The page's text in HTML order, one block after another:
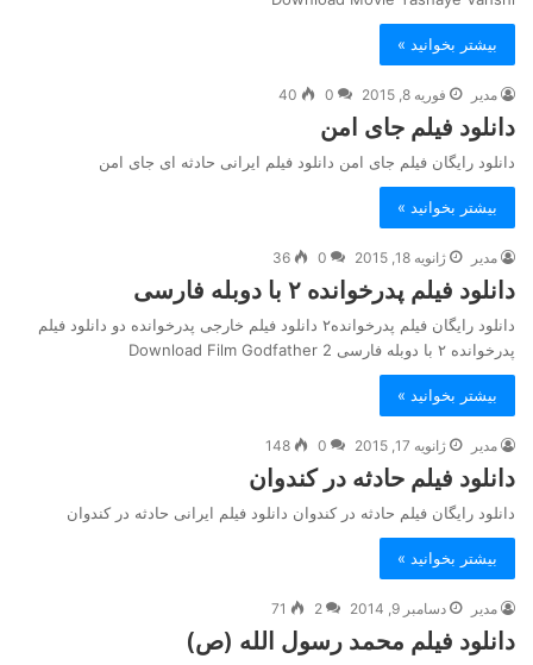
بیشتر بخوانید »
مدیر فوریه 8, 2015 0
40
دانلود فیلم جای امن
دانلود رایگان فیلم جای امن دانلود فیلم ایرانی حادثه ای جای امن
بیشتر بخوانید »
مدیر ژانویه 18, 2015 0
36
دانلود فیلم پدرخوانده ۲ با دوبله فارسی
دانلود رایگان فیلم پدرخوانده۲ دانلود فیلم خارجی پدرخوانده دو دانلود فیلم
پدرخوانده ۲ با دوبله فارسی Download Film Godfather 2
بیشتر بخوانید »
مدیر ژانویه 17, 2015 0
148
دانلود فیلم حادثه در کندوان
دانلود رایگان فیلم حادثه در کندوان دانلود فیلم ایرانی حادثه در کندوان
بیشتر بخوانید »
مدیر دسامبر 9, 2014 2
71
دانلود فیلم محمد رسول الله (ص)